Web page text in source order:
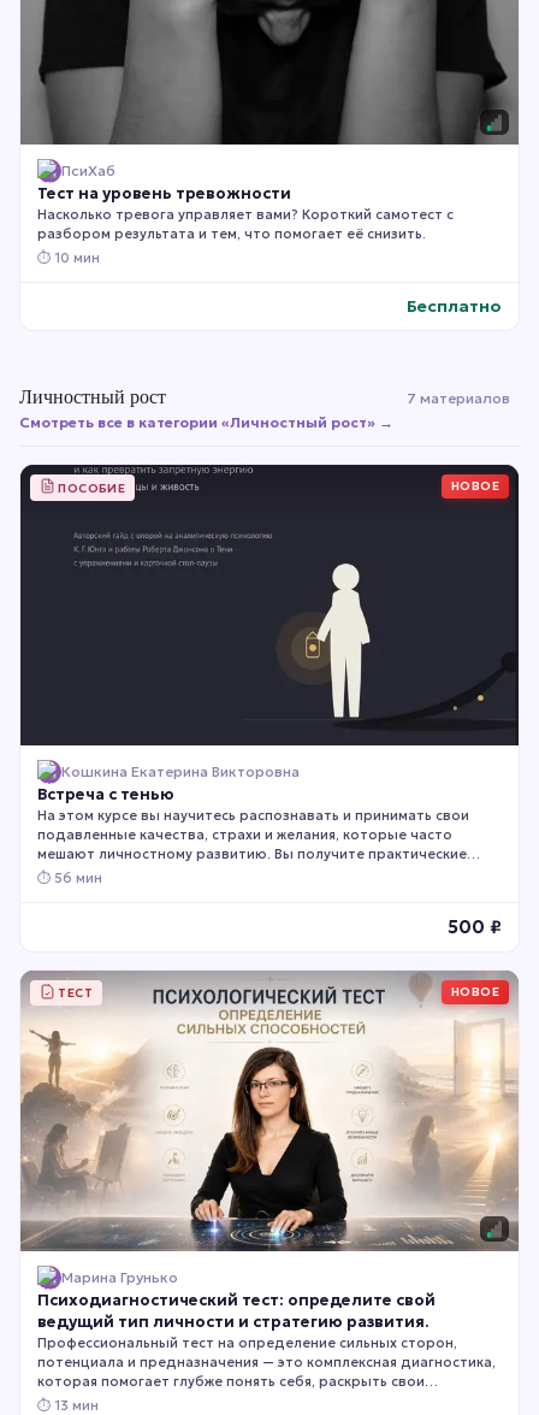
ПсиХаб
Тест на уровень тревожности
Насколько тревога управляет вами? Короткий самотест с
разбором результата и тем, что помогает её снизить.
⏱ 10 мин
Бесплатно
Личностный рост
7 материалов
Смотреть все в категории «Личностный рост» →
ПОСОБИЕ НОВОЕ
Кошкина Екатерина Викторовна
Встреча с тенью
На этом курсе вы научитесь распознавать и принимать свои
подавленные качества, страхи и желания, которые часто
мешают личностному развитию. Вы получите практические
инструменты для работы с внутренними конфликтами и
⏱ 56 мин
500 ₽
ТЕСТ НОВОЕ
Марина Грунько
Психодиагностический тест: определите свой
ведущий тип личности и стратегию развития.
Профессиональный тест на определение сильных сторон,
потенциала и предназначения — это комплексная диагностика,
которая помогает глубже понять себя, раскрыть свои
природные способности, особенности мышления и определить
⏱ 13 мин